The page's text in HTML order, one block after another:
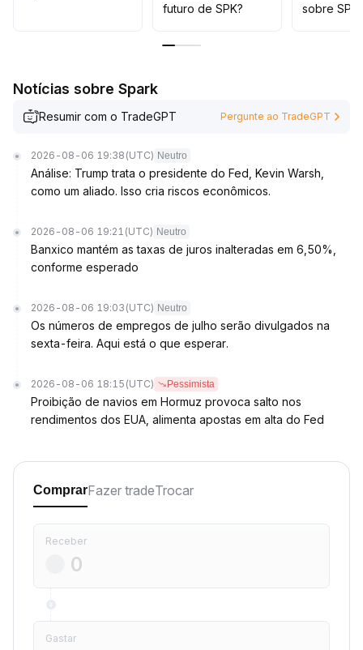
renda fixa não forem plenamente dissipadas,
aumentando a exposição apenas quando o fluxo de
futuro de SPK?
sobre
Notícias sobre Spark
Resumir com o TradeGPT Pergunte ao TradeGPT
2026-08-06 19:38 (UTC) Neutro
Análise: Trump trata o presidente do Fed, Kevin Warsh,
como um aliado. Isso cria riscos econômicos.
2026-08-06 19:21 (UTC) Neutro
Banxico mantém as taxas de juros inalteradas em 6,50%,
conforme esperado
2026-08-06 19:03 (UTC) Neutro
Os números de empregos de julho serão divulgados na
sexta-feira. Aqui está o que esperar.
2026-08-06 18:15 (UTC) Pessimista
Proibição de navios em Hormuz provoca salto nos
rendimentos dos EUA, alimenta apostas em alta do Fed
ComprarFazer tradeTrocar
Receber
Gastar